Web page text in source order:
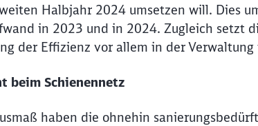
Halbjahr 2024 umsetzen will. Dies
in 2023 und in 2024. Zugleich setzt
der Effizienz vor allem in der Verwaltung
beim Schienennetz
haben die ohnehin